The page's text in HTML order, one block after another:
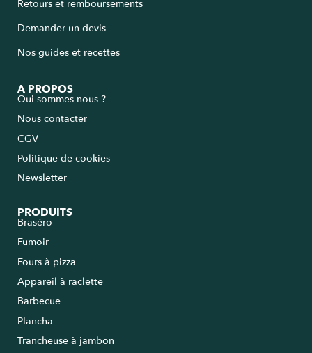
Retours et remboursements
Demander un devis
Nos guides et recettes
A PROPOS
Qui sommes nous ?
Nous contacter
CGV
Politique de cookies
Newsletter
PRODUITS
Braséro
Fumoir
Fours à pizza
Appareil à raclette
Barbecue
Plancha
Trancheuse à jambon